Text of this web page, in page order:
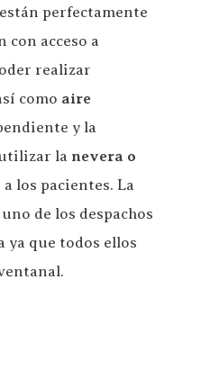
perfectamente
con acceso a
realizar
como aire
y la
la nevera o
los pacientes. La
uno de los despachos
ya que todos ellos